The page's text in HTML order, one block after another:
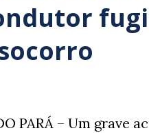
PARÁ – Um grave